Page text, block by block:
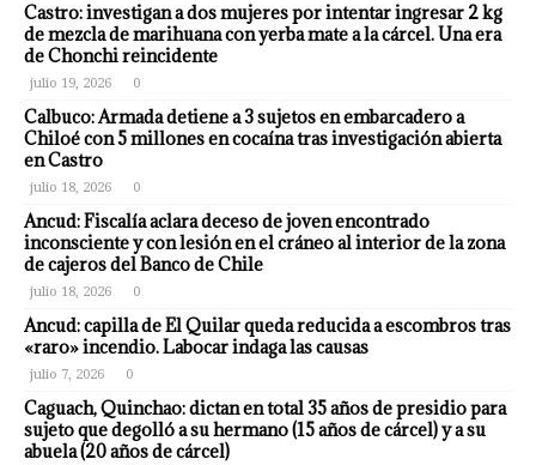
Castro: investigan a dos mujeres por intentar ingresar 2 kg
de mezcla de marihuana con yerba mate a la cárcel. Una era
de Chonchi reincidente
julio 19, 2026 0
Calbuco: Armada detiene a 3 sujetos en embarcadero a
Chiloé con 5 millones en cocaína tras investigación abierta
en Castro
julio 18, 2026 0
Ancud: Fiscalía aclara deceso de joven encontrado
inconsciente y con lesión en el cráneo al interior de la zona
de cajeros del Banco de Chile
julio 18, 2026 0
Ancud: capilla de El Quilar queda reducida a escombros tras
«raro» incendio. Labocar indaga las causas
julio 7, 2026 0
Caguach, Quinchao: dictan en total 35 años de presidio para
sujeto que degolló a su hermano (15 años de cárcel) y a su
abuela (20 años de cárcel)